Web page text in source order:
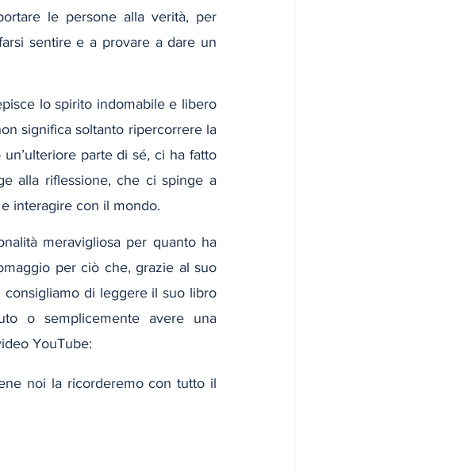
le persone alla verità, per
sentire e a provare a dare un
lo spirito indomabile e libero
significa soltanto ripercorrere la
parte di sé, ci ha fatto
alla riflessione, che ci spinge a
interagire con il mondo.
meravigliosa per quanto ha
per ciò che, grazie al suo
di leggere il suo libro
o semplicemente avere una
YouTube:
noi la ricorderemo con tutto il